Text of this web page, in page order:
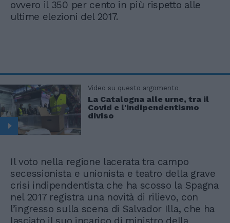
ovvero il 350 per cento in più rispetto alle
ultime elezioni del 2017.
Video su questo argomento
La Catalogna alle urne, tra il
Covid e l'indipendentismo
diviso
Il voto nella regione lacerata tra campo
secessionista e unionista e teatro della grave
crisi indipendentista che ha scosso la Spagna
nel 2017 registra una novità di rilievo, con
l’ingresso sulla scena di Salvador Illa, che ha
lasciato il suo incarico di ministro della